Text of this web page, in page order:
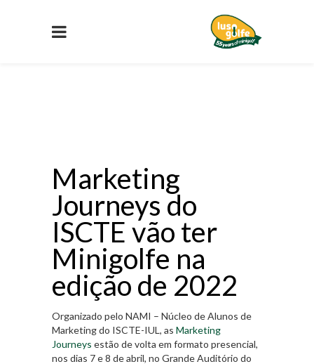
Marketing
Journeys do
ISCTE vão ter
Minigolfe na
edição de 2022
Organizado pelo NAMI – Núcleo de Alunos de
Marketing do ISCTE-IUL, as Marketing
Journeys estão de volta em formato presencial,
nos dias 7 e 8 de abril, no Grande Auditório do